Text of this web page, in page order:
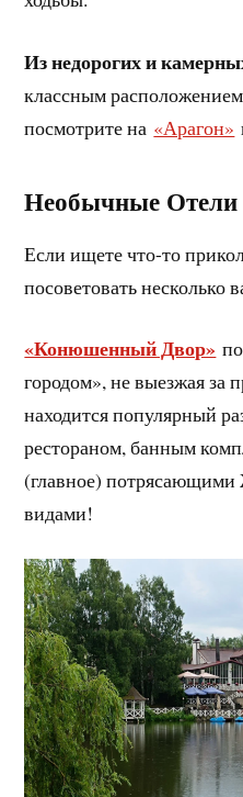
Из недорогих и
классным
посмотрите на «Арагон»
Необычные Отели
Если ищете что-то
посоветовать несколько
«Конюшенный Двор»
городом», не выезжая за
находится популярный
рестораном, банным
(главное)
видами!